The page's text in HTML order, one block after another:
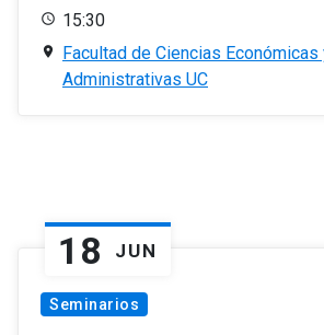
15:30
Facultad de Ciencias Económicas
Administrativas UC
18 JUN
Seminarios